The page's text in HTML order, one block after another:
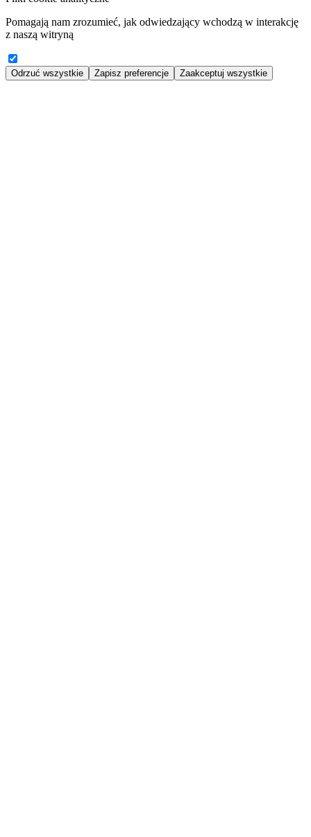
Pomagają nam zrozumieć, jak odwiedzający wchodzą w interakcję
z naszą witryną
Odrzuć wszystkie Zapisz preferencje Zaakceptuj wszystkie